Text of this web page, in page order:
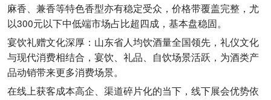
麻香、兼香等特色香型亦有稳定受众，价格带覆盖完整，尤
以300元以下中低端市场占比超四成，基本盘稳固。
宴饮礼赠文化深厚：山东省人均饮酒量全国领先，礼仪文化
与现代消费相结合，宴饮、礼品、自饮场景活跃，为酒类产
品动销带来更多消费场景。
在线上获客成本高企、渠道碎片化的当下，线下展会优势依